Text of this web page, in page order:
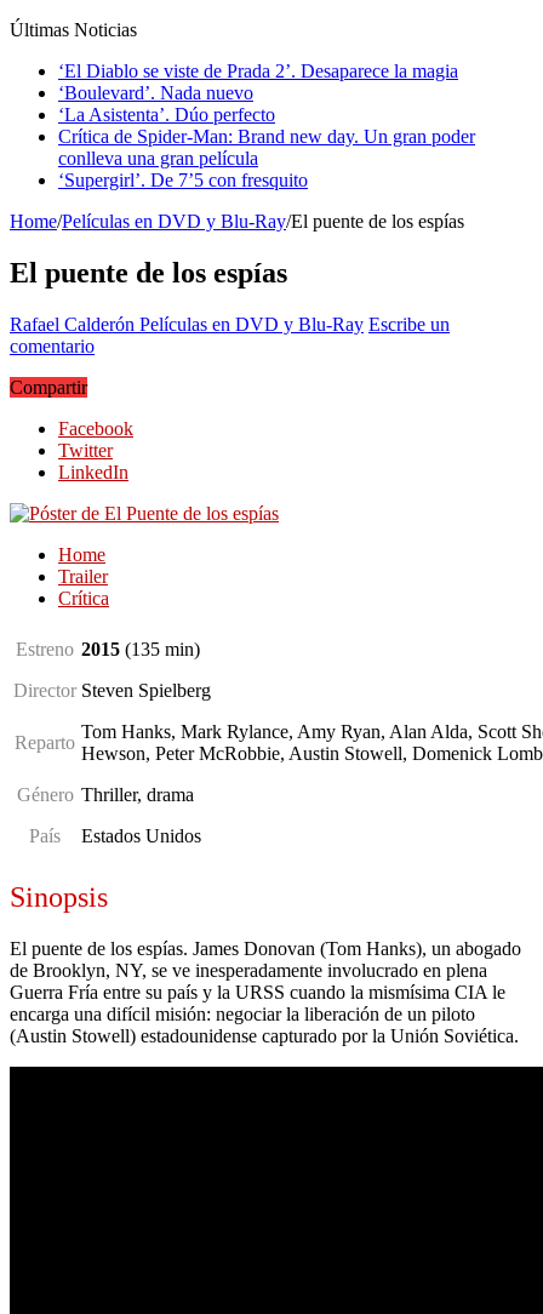
Últimas Noticias
‘El Diablo se viste de Prada 2’. Desaparece la magia
‘Boulevard’. Nada nuevo
‘La Asistenta’. Dúo perfecto
Crítica de Spider-Man: Brand new day. Un gran poder
conlleva una gran película
‘Supergirl’. De 7’5 con fresquito
Home/Películas en DVD y Blu-Ray/El puente de los espías
El puente de los espías
Rafael Calderón Películas en DVD y Blu-Ray Escribe un
comentario
Compartir
Facebook
Twitter
LinkedIn
Home
Trailer
Crítica
Estreno 2015 (135 min)
Director Steven Spielberg
Reparto
Tom Hanks, Mark Rylance, Amy Ryan, Alan Alda, Scott
Hewson, Peter McRobbie, Austin Stowell, Domenick
Género Thriller, drama
País
Estados Unidos
Sinopsis
El puente de los espías. James Donovan (Tom Hanks), un abogado
de Brooklyn, NY, se ve inesperadamente involucrado en plena
Guerra Fría entre su país y la URSS cuando la mismísima CIA le
encarga una difícil misión: negociar la liberación de un piloto
(Austin Stowell) estadounidense capturado por la Unión Soviética.